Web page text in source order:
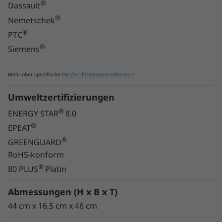
für Unternehmen. Dank der Unterstützung für
NVIDIA®Grafik lässt sich die bestens
konfigurierbare Workstation mit bis zu zwei
NVIDIA
Quadro RTX™ 4000 GPUs ausstatten.
Dassault®
Nemetschek®
PTC®
Siemens®
Mehr über spezifische ISV-Zertifizierungen erfahren >
Umweltzertifizierungen
ENERGY STAR® 8.0
EPEAT®
GREENGUARD®
RoHS-konform
80 PLUS® Platin
Abmessungen (H x B x T)
44 cm x 16,5 cm x 46 cm